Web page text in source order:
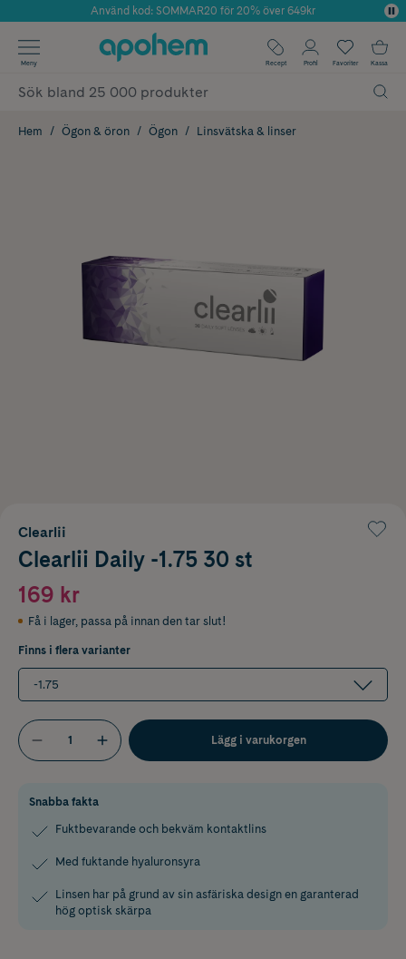
Årets Butik 2025 inom Skönhet
Använd kod: SOMMAR20 för 20% över 649kr
✓ Fri frakt
✓ Poäng på alla köp*
Meny Recept Profil Favoriter Kassa
Hem Ögon & öron Ögon Linsvätska & linser
Clearlii
Clearlii Daily -1.75 30 st
169 kr
Få i lager, passa på innan den tar slut!
Finns i flera varianter
-1.75
Lägg i varukorgen
Snabba fakta
Fuktbevarande och bekväm kontaktlins
Med fuktande hyaluronsyra
Linsen har på grund av sin asfäriska design en garanterad
hög optisk skärpa